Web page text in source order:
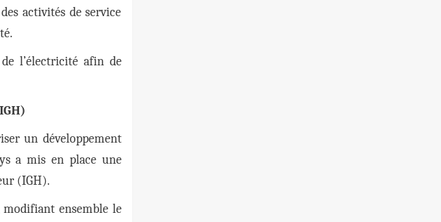
activités de service
l’électricité afin de
un développement
a mis en place une
(IGH).
modifiant ensemble le